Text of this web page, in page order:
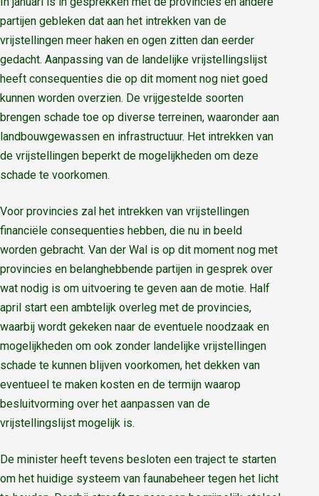
partijen gebleken dat aan het intrekken van de
vrijstellingen meer haken en ogen zitten dan eerder
gedacht. Aanpassing van de landelijke vrijstellingslijst
heeft consequenties die op dit moment nog niet goed
kunnen worden overzien. De vrijgestelde soorten
brengen schade toe op diverse terreinen, waaronder aan
landbouwgewassen en infrastructuur. Het intrekken van
de vrijstellingen beperkt de mogelijkheden om deze
schade te voorkomen.
Voor provincies zal het intrekken van vrijstellingen
financiële consequenties hebben, die nu in beeld
worden gebracht. Van der Wal is op dit moment nog met
provincies en belanghebbende partijen in gesprek over
wat nodig is om uitvoering te geven aan de motie. Half
april start een ambtelijk overleg met de provincies,
waarbij wordt gekeken naar de eventuele noodzaak en
mogelijkheden om ook zonder landelijke vrijstellingen
schade te kunnen blijven voorkomen, het dekken van
eventueel te maken kosten en de termijn waarop
besluitvorming over het aanpassen van de
vrijstellingslijst mogelijk is.
De minister heeft tevens besloten een traject te starten
om het huidige systeem van faunabeheer tegen het licht